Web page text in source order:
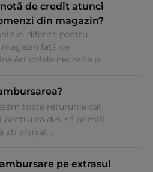
de credit atunci
din magazin?
diferite pentru
față de
nedorite p...
toate retururile cât
pentru ca dvs. să primiți
ați aranjat ...
pe extrasul